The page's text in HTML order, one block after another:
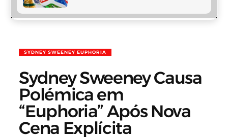
MENU
SYDNEY SWEENEY EUPHORIA
Sydney Sweeney Causa
Polémica em
“Euphoria” Após Nova
Cena Explícita